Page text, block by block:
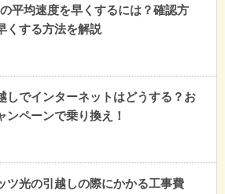
平均速度を早くするには？確認方
くする方法を解説
しでインターネットはどうする？お
ンペーンで乗り換え！
ツ光の引越しの際にかかる工事費